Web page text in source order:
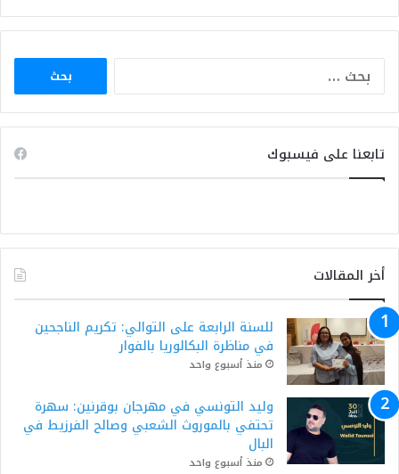
البحث
تابعنا على فيسبوك
أخر المقالات
للسنة الرابعة على التوالي: تكريم الناجحين
في مناظرة البكالوريا بالفوار
منذ أسبوع واحد
وليد التونسي في مهرجان بوقرنين: سهرة
تحتفي بالموروث الشعبي وصالح الفرزيط في
البال
منذ أسبوع واحد